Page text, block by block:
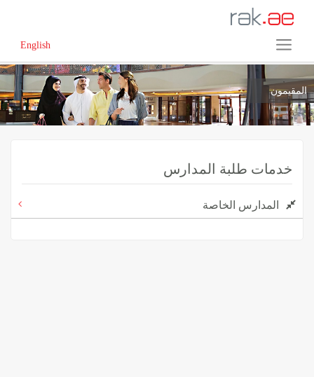
English
المقيمون
خدمات طلبة المدارس
المدارس الخاصة